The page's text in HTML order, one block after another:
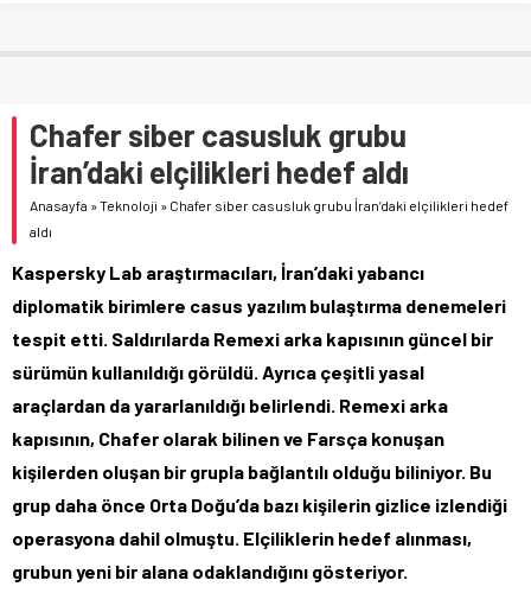
Chafer siber casusluk grubu
İran’daki elçilikleri hedef aldı
Anasayfa »Teknoloji » Chafer siber casusluk grubu İran’daki elçilikleri hedef
aldı
Kaspersky Lab araştırmacıları, İran’daki yabancı
diplomatik birimlere casus yazılım bulaştırma denemeleri
tespit etti. Saldırılarda Remexi arka kapısının güncel bir
sürümün kullanıldığı görüldü. Ayrıca çeşitli yasal
araçlardan da yararlanıldığı belirlendi. Remexi arka
kapısının, Chafer olarak bilinen ve Farsça konuşan
kişilerden oluşan bir grupla bağlantılı olduğu biliniyor. Bu
grup daha önce Orta Doğu’da bazı kişilerin gizlice izlendiği
operasyona dahil olmuştu. Elçiliklerin hedef alınması,
grubun yeni bir alana odaklandığını gösteriyor.